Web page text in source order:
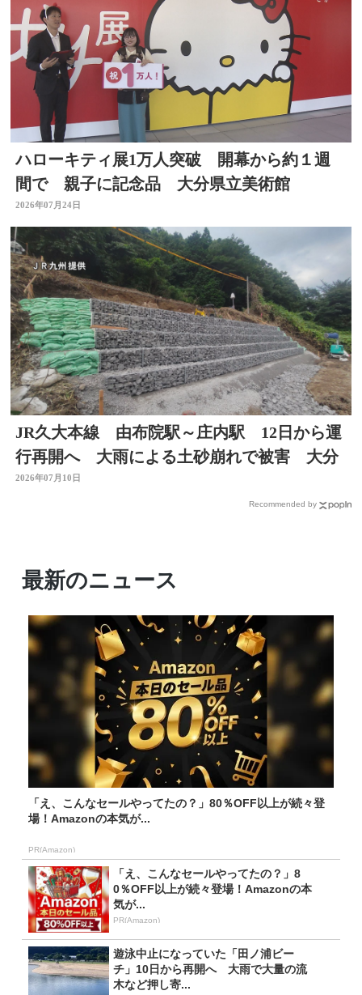
ハローキティ展1万人突破 開幕から約１週
間で 親子に記念品 大分県立美術館
2026年07月24日
JR久大本線 由布院駅～庄内駅 12日から運
行再開へ 大雨による土砂崩れで被害 大分
2026年07月10日
Recommended by
最新のニュース
「え、こんなセールやってたの？」80％OFF以上が続々登
場！Amazonの本気が...
PR(Amazon)
「え、こんなセールやってたの？」8
0％OFF以上が続々登場！Amazonの本
気が...
PR(Amazon)
遊泳中止になっていた「田ノ浦ビー
チ」10日から再開へ 大雨で大量の流
木など押し寄...